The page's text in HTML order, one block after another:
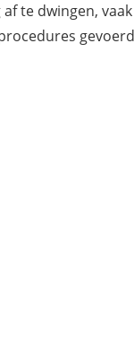
te dwingen,